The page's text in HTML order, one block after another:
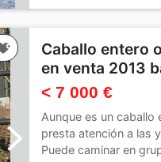
Caballo entero
en venta 2013
< 7 000 €
Aunque es un caballo
presta atención a las
Puede caminar en